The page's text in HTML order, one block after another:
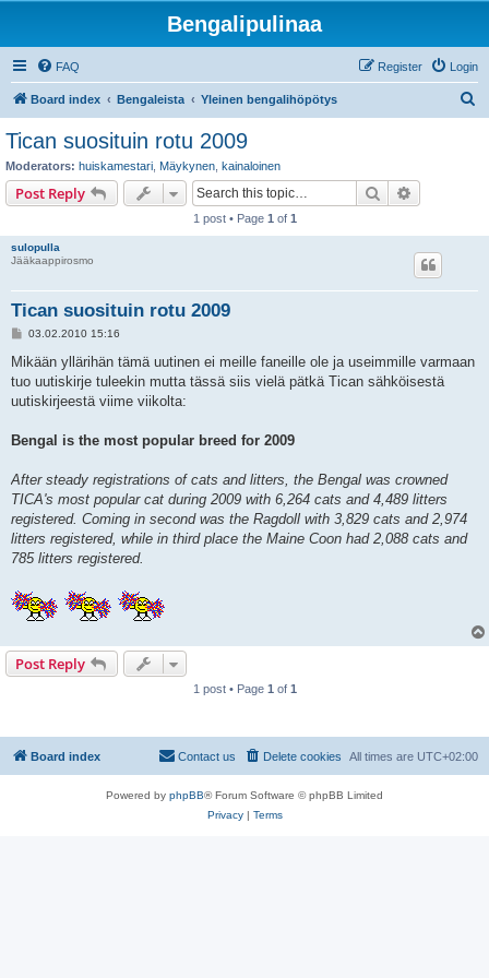
Bengalipulinaa
FAQ Login
Register
Board index Bengaleista Yleinen bengalihöpötys
Tican suosituin rotu 2009
Moderators: huiskamestari Mäykynen kainaloinen
Post Reply Search
1 post • Page 1 of 1
sulopulla
Jääkaappirosmo
Tican suosituin rotu 2009
P
s
03.02.2010 15:16
Mikään yllärihän tämä uutinen ei meille faneille ole ja useimmille varmaan
tuo uutiskirje tuleekin mutta tässä siis vielä pätkä Tican sähköisestä
uutiskirjeestä viime viikolta:
Bengal is the most popular breed for 2009
After steady registrations of cats and litters, the Bengal was crowned
TICA's most popular cat during 2009 with 6,264 cats and 4,489 litters
registered. Coming in second was the Ragdoll with 3,829 cats and 2,974
litters registered, while in third place the Maine Coon had 2,088 cats and
785 litters registered.
Post Reply
1 post • Page 1 of 1
Board index All times are UTC+02:00
Delete cookies
Contact us
Powered by phpBB® Forum Software © phpBB Limited
Privacy| Terms